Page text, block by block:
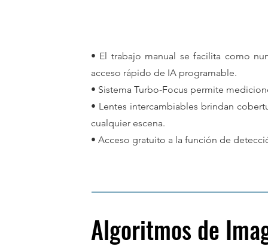
• El trabajo manual se facilita como
acceso rápido de IA programable.
• Sistema Turbo-Focus permite
• Lentes intercambiables brindan
cualquier escena.
• Acceso gratuito a la función de
Algoritmos de